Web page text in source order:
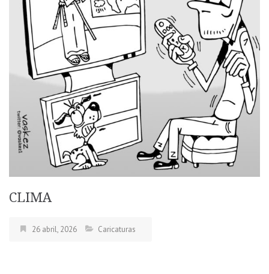
CLIMA
26 abril, 2026 Caricaturas